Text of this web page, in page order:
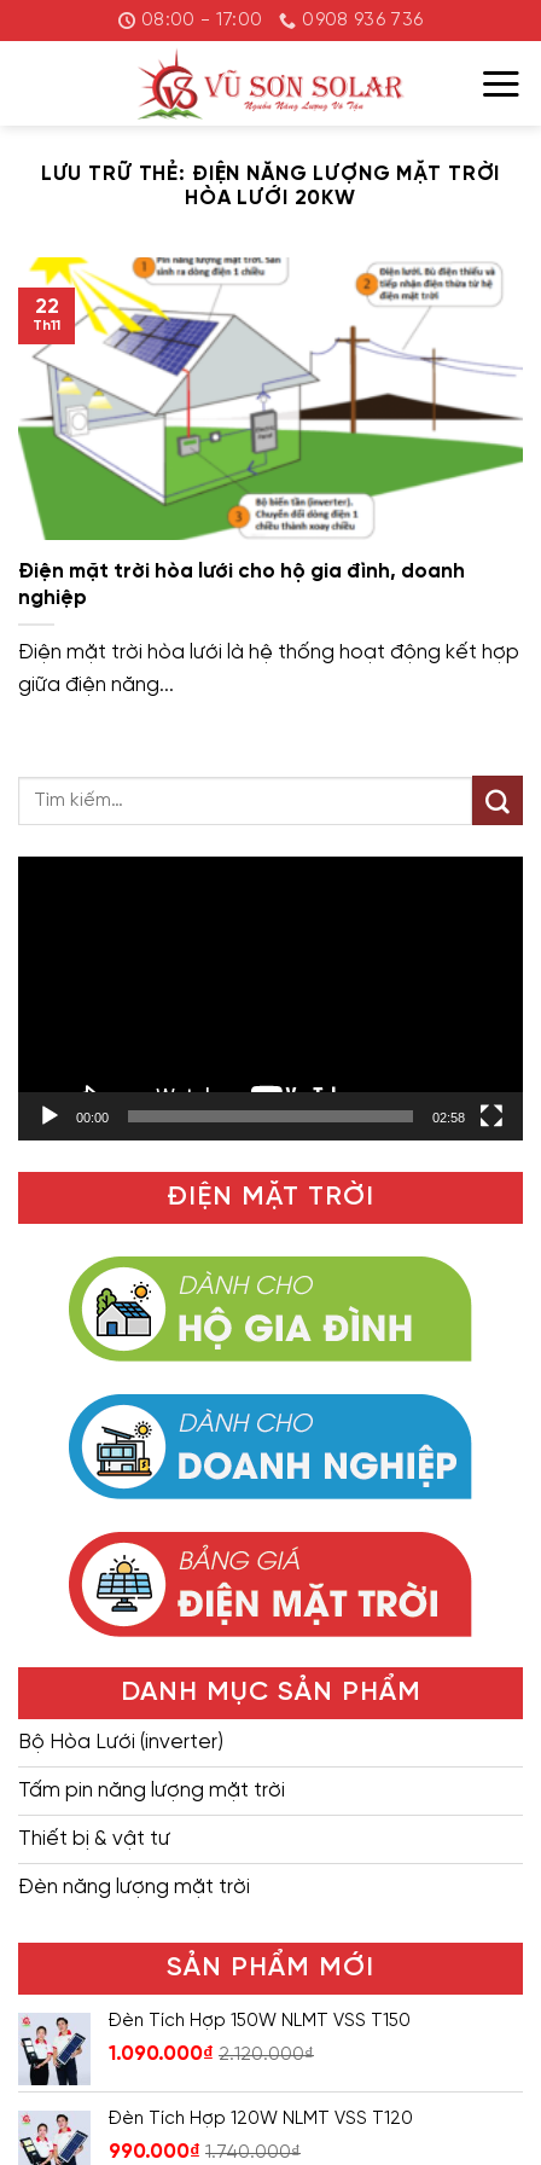
đến
08:00 - 17:00 0908 936 736
LƯU TRỮ THẺ: ĐIỆN NĂNG LƯỢNG MẶT TRỜI
HÒA LƯỚI 20KW
Điện mặt trời hòa lưới cho hộ gia đình, doanh
nghiệp
Điện mặt trời hòa lưới là hệ thống hoạt động kết hợp
giữa điện năng...
22
Th11
00:00 02:58
ĐIỆN MẶT TRỜI
DANH MỤC SẢN PHẨM
Bộ Hòa Lưới (inverter)
Tấm pin năng lượng mặt trời
Thiết bị & vật tư
Đèn năng lượng mặt trời
SẢN PHẨM MỚI
Đèn Tích Hợp 150W NLMT VSS T150
1.090.000₫ 2.120.000₫
Đèn Tích Hợp 120W NLMT VSS T120
990.000₫ 1.740.000₫